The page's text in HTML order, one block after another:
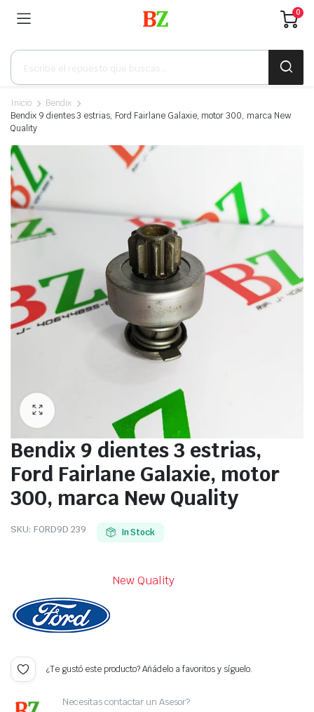
0
Búsqueda
productos
Inicio
Bendix
Bendix 9 dientes 3 estrias, Ford Fairlane Galaxie, motor 300, marca New
Quality
Bendix 9 dientes 3 estrias,
Ford Fairlane Galaxie, motor
300, marca New Quality
SKU: FORD9D 239 In Stock
New Quality
¿Te gustó este producto? Añádelo a favoritos y síguelo.
Necesitas contactar un Asesor?